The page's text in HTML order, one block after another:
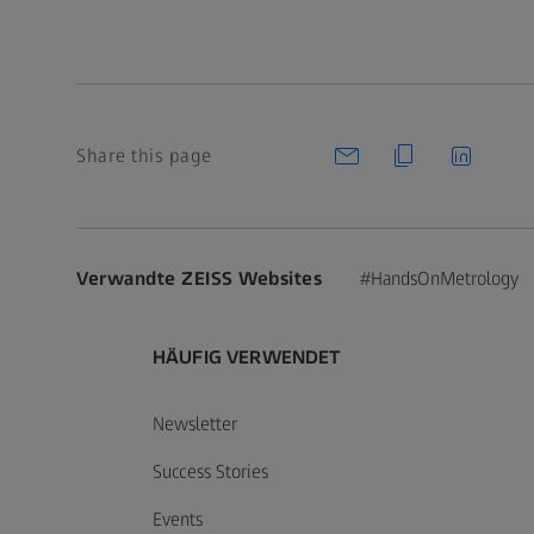
Share this page
Verwandte ZEISS Websites #HandsOnMetrology
HÄUFIG VERWENDET
Newsletter
Success Stories
Events